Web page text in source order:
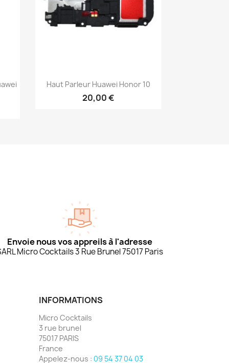
Aperçu rapide
Haut Parleur Huawei Honor 10
20,00 €
Envoie nous vos appreils à l'adresse
Micro Cocktails 3 Rue Brunel 75017 Paris
INFORMATIONS
Micro Cocktails
3 rue brunel
75017 PARIS
France
Appelez-nous : 09 54 37 04 03